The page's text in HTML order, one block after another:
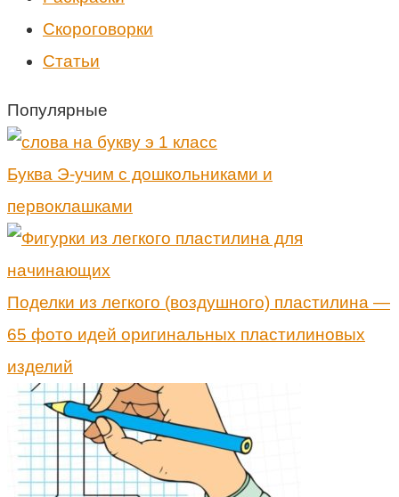
Скороговорки
Статьи
Популярные
Буква Э-учим с дошкольниками и
первоклашками
Поделки из легкого (воздушного) пластилина —
65 фото идей оригинальных пластилиновых
изделий